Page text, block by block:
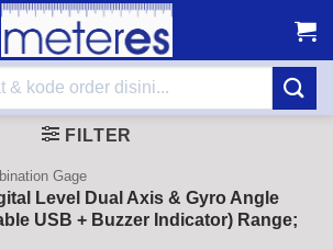
FILTER
Gage
Level Dual Axis & Gyro Angle
USB + Buzzer Indicator) Range;